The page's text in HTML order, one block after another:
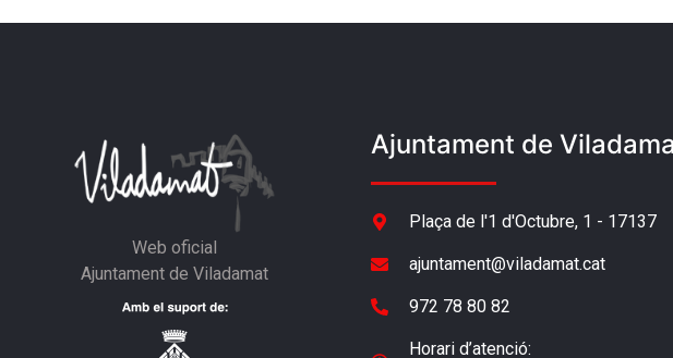
Web oficial
Ajuntament de Viladamat
Ajuntament de
Plaça de l'1 d'Octubre, 1 - 17137
ajuntament@viladamat.cat
972 78 80 82
Horari d’atenció: